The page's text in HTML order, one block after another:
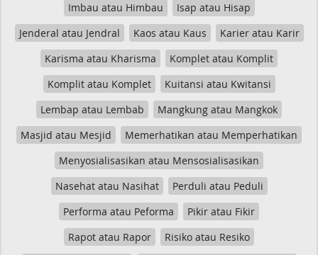
Imbau atau Himbau
Isap atau Hisap
Jenderal atau Jendral
Kaos atau Kaus
Karier atau Karir
Karisma atau Kharisma
Komplet atau Komplit
Komplit atau Komplet
Kuitansi atau Kwitansi
Lembap atau Lembab
Mangkung atau Mangkok
Masjid atau Mesjid
Memerhatikan atau Memperhatikan
Menyosialisasikan atau Mensosialisasikan
Nasehat atau Nasihat
Perduli atau Peduli
Performa atau Peforma
Pikir atau Fikir
Rapot atau Rapor
Risiko atau Resiko